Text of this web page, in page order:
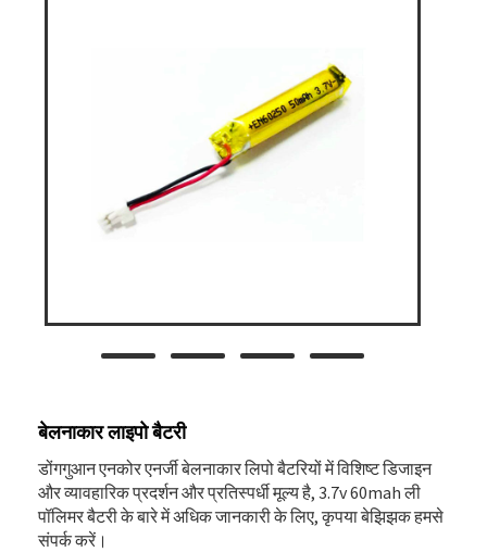
बेलनाकार लाइपो बैटरी
डोंगगुआन एनकोर एनर्जी बेलनाकार लिपो बैटरियों में विशिष्ट डिजाइन
और व्यावहारिक प्रदर्शन और प्रतिस्पर्धी मूल्य है, 3.7v 60mah ली
पॉलिमर बैटरी के बारे में अधिक जानकारी के लिए, कृपया बेझिझक हमसे
संपर्क करें।